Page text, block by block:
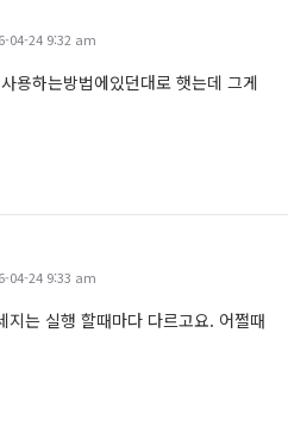
04-24 9:32 am
용하는방법에있던대로 햇는데 그게
04-24 9:33 am
는 실행 할때마다 다르고요. 어쩔때